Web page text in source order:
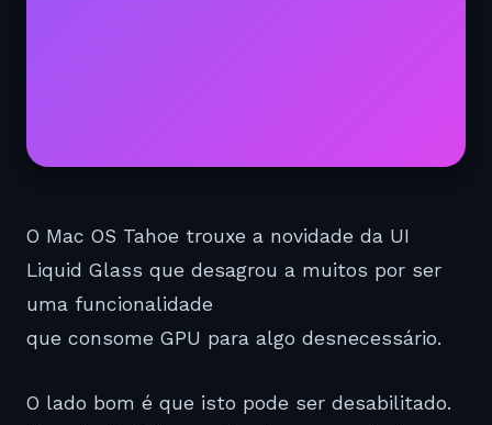
O Mac OS Tahoe trouxe a novidade da UI
Liquid Glass que desagrou a muitos por ser
uma funcionalidade
que consome GPU para algo desnecessário.
O lado bom é que isto pode ser desabilitado.